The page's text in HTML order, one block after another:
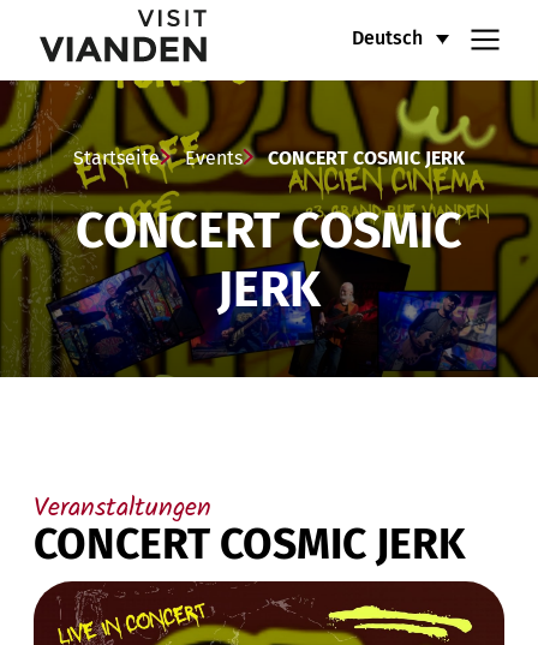
Deutsch
CONCERT
COSMIC
JERK
Hauptnavigationsmenü
Startseite Events CONCERT COSMIC JERK
CONCERT COSMIC
JERK
Veranstaltungen
CONCERT COSMIC JERK